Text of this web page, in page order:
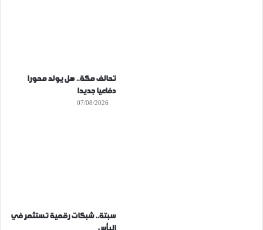
تحالف مكة.. هل يولد محورا
دفاعيا جديدا
07/08/2026
سبتة.. شبكات رقمية تستثمر في